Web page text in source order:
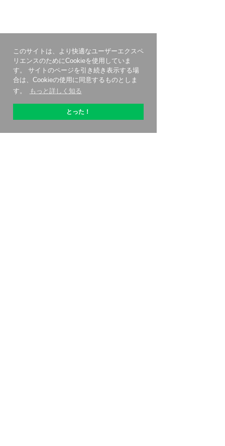
このサイトは、より快適なユーザーエクスペ
リエンスのためにCookieを使用していま
す。 サイトのページを引き続き表示する場
合は、Cookieの使用に同意するものとしま
す。
もっと詳しく知る
とった！